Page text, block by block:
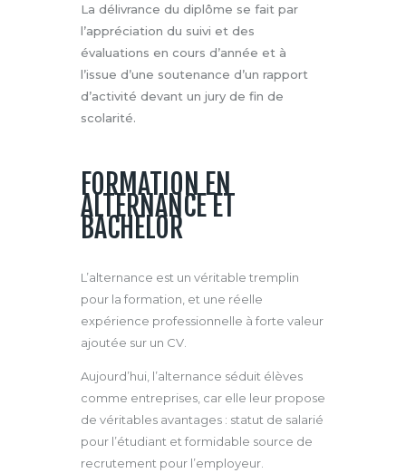
La délivrance du diplôme se fait par
l’appréciation du suivi et des
évaluations en cours d’année et à
l’issue d’une soutenance d’un rapport
d’activité devant un jury de fin de
scolarité.
FORMATION EN
ALTERNANCE ET
BACHELOR
L’alternance est un véritable tremplin
pour la formation, et une réelle
expérience professionnelle à forte valeur
ajoutée sur un CV.
Aujourd’hui, l’alternance séduit élèves
comme entreprises, car elle leur propose
de véritables avantages : statut de salarié
pour l’étudiant et formidable source de
recrutement pour l’employeur.